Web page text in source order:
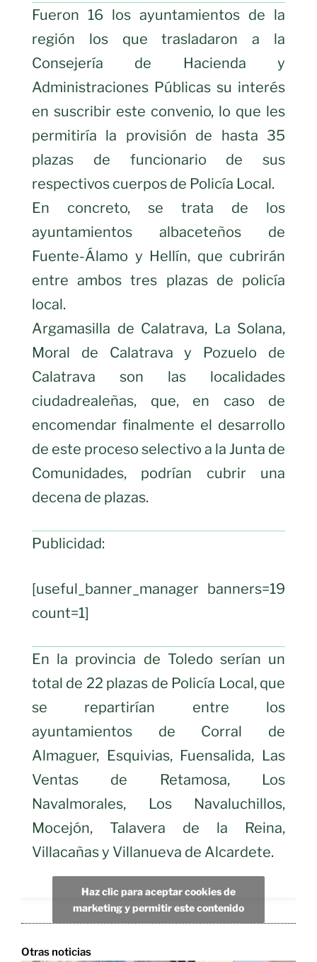
Fueron 16 los ayuntamientos de la
región los que trasladaron a la
Consejería de Hacienda y
Administraciones Públicas su interés
en suscribir este convenio, lo que les
permitiría la provisión de hasta 35
plazas de funcionario de sus
respectivos cuerpos de Policía Local.
En concreto, se trata de los
ayuntamientos albaceteños de
Fuente-Álamo y Hellín, que cubrirán
entre ambos tres plazas de policía
local.
Argamasilla de Calatrava, La Solana,
Moral de Calatrava y Pozuelo de
Calatrava son las localidades
ciudadrealeñas, que, en caso de
encomendar finalmente el desarrollo
de este proceso selectivo a la Junta de
Comunidades, podrían cubrir una
decena de plazas.
Publicidad:
[useful_banner_manager banners=19
count=1]
En la provincia de Toledo serían un
total de 22 plazas de Policía Local, que
se repartirían entre los
ayuntamientos de Corral de
Almaguer, Esquivias, Fuensalida, Las
Ventas de Retamosa, Los
Navalmorales, Los Navaluchillos,
Mocejón, Talavera de la Reina,
Villacañas y Villanueva de Alcardete.
Haz clic para aceptar cookies de
marketing y permitir este contenido
Otras noticias